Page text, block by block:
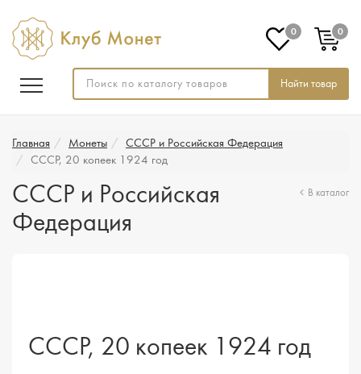
Найти товар
0 0
Главная Монеты
СССР и Российская Федерация
СССР, 20 копеек 1924 год
СССР и Российская
Федерация
В каталог
СССР, 20 копеек 1924 год